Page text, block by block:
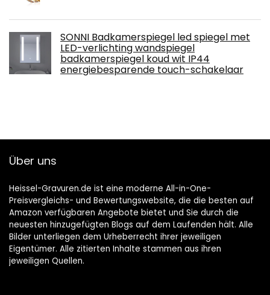
SONNI Badkamerspiegel led spiegel met
LED-verlichting wandspiegel
badkamerspiegel koud wit IP44
energiebesparende touch-schakelaar
Über uns
Heissel-Gravuren.de ist eine moderne All-in-One-
Preisvergleichs- und Bewertungswebsite, die die besten auf
Amazon verfügbaren Angebote bietet und Sie durch die
neuesten hinzugefügten Blogs auf dem Laufenden hält. Alle
Bilder unterliegen dem Urheberrecht ihrer jeweiligen
Eigentümer. Alle zitierten Inhalte stammen aus ihren
jeweiligen Quellen.